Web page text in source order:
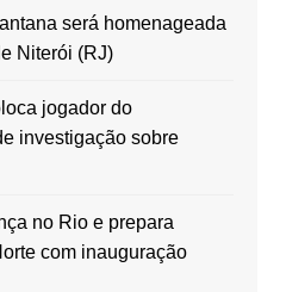
será homenageada
Niterói (RJ)
jogador do
investigação sobre
no Rio e prepara
com inauguração